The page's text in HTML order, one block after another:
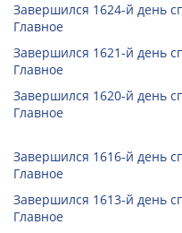
Завершился 1624-й день
Главное
Завершился 1621-й день
Главное
Завершился 1620-й день
Главное
Завершился 1616-й день
Главное
Завершился 1613-й день
Главное